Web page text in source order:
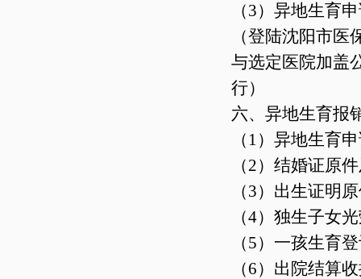
（3）异地生育
（登陆沈阳市
与选定医院加盖
行）
六、异地生育报
（1）异地生育
（2）结婚证原
（3）出生证明
（4）独生子女
（5）一孩生育
（6）出院结算